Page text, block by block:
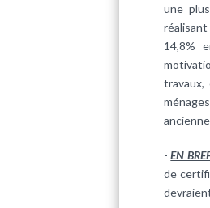
une
14,8%
-EN
de